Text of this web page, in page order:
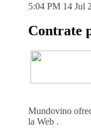
5:04 PM 14 Jul
Contrate
Mundovino
la Web .